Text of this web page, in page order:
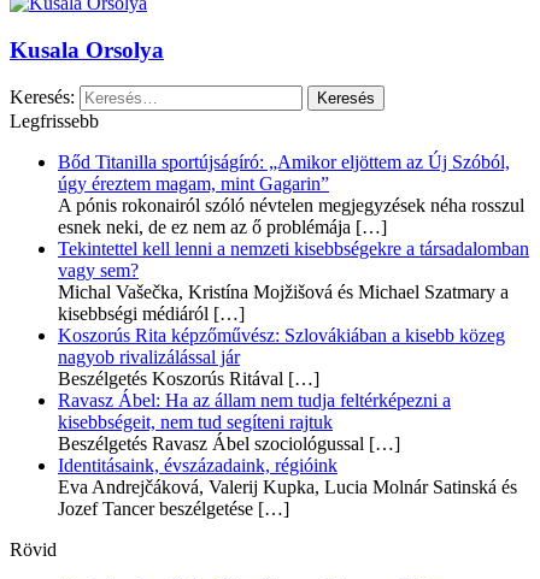
Kusala Orsolya
Keresés:
Legfrissebb
Bőd Titanilla sportújságíró: „Amikor eljöttem az Új Szóból,
úgy éreztem magam, mint Gagarin”
A pónis rokonairól szóló névtelen megjegyzések néha rosszul
esnek neki, de ez nem az ő problémája […]
Tekintettel kell lenni a nemzeti kisebbségekre a társadalomban
vagy sem?
Michal Vašečka, Kristína Mojžišová és Michael Szatmary a
kisebbségi médiáról […]
Koszorús Rita képzőművész: Szlovákiában a kisebb közeg
nagyob rivalizálással jár
Beszélgetés Koszorús Ritával […]
Ravasz Ábel: Ha az állam nem tudja feltérképezni a
kisebbségeit, nem tud segíteni rajtuk
Beszélgetés Ravasz Ábel szociológussal […]
Identitásaink, évszázadaink, régióink
Eva Andrejčáková, Valerij Kupka, Lucia Molnár Satinská és
Jozef Tancer beszélgetése […]
Rövid